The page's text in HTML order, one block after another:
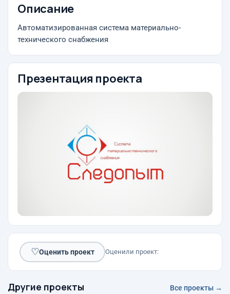
Описание
Автоматизированная система материально-
технического снабжения
Презентация проекта
♡Оценить проект Оценили проект:
Другие проекты Все проекты →